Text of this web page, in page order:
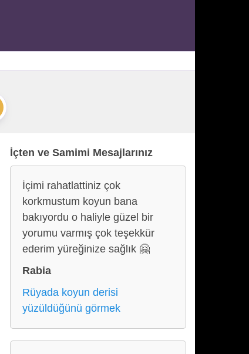
İçten ve Samimi Mesajlarınız
İçimi rahatlattiniz çok
korkmustum koyun bana
bakıyordu o haliyle güzel bir
yorumu varmış çok teşekkür
ederim yüreğinize sağlık 🤗
Rabia
Rüyada koyun derisi
yüzüldüğünü görmek